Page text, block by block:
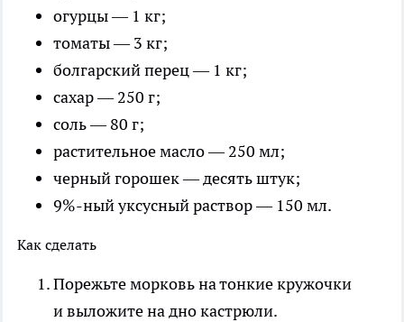
огурцы — 1 кг;
томаты — 3 кг;
болгарский перец — 1 кг;
сахар — 250 г;
соль — 80 г;
растительное масло — 250 мл;
черный горошек — десять штук;
9%-ный уксусный раствор — 150 мл.
Как сделать
Порежьте морковь на тонкие кружочки
и выложите на дно кастрюли.